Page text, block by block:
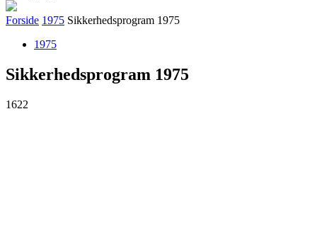
Forside 1975 Sikkerhedsprogram 1975
1975
Sikkerhedsprogram 1975
1622